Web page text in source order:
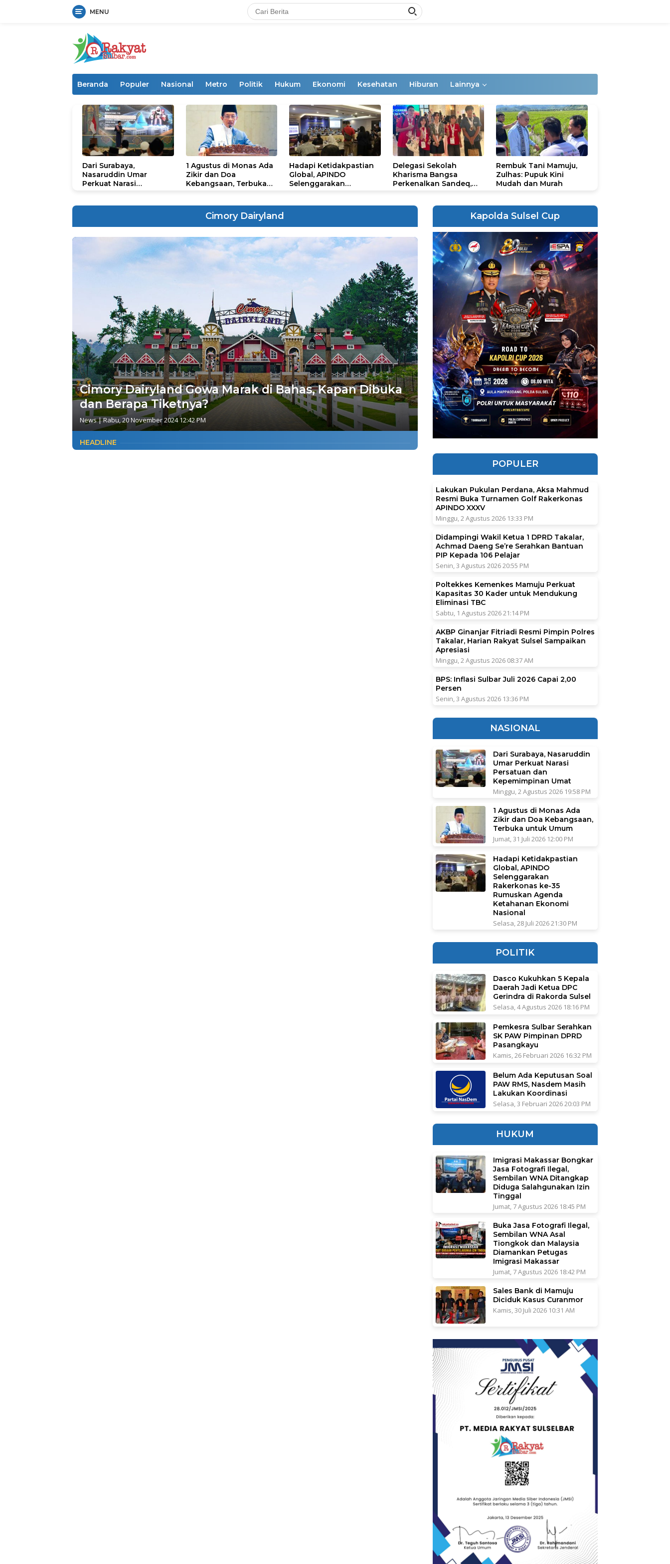
MENU
Beranda Populer Nasional Metro Politik Hukum Ekonomi Kesehatan Hiburan Lainnya
Dari Surabaya,
Nasaruddin Umar
Perkuat Narasi
1 Agustus di Monas Ada
Zikir dan Doa
Kebangsaan, Terbuka
Hadapi Ketidakpastian
Global, APINDO
Selenggarakan
Delegasi Sekolah
Kharisma Bangsa
Perkenalkan Sandeq,
STEAM Olympiad 2026
Rembuk Tani Mamuju,
Zulhas: Pupuk Kini
Mudah dan Murah
Cimory Dairyland
Cimory Dairyland Gowa Marak di Bahas, Kapan Dibuka
dan Berapa Tiketnya?
News|Rabu, 20 November 2024 12:42 PM
HEADLINE
Kapolda Sulsel Cup
POPULER
Lakukan Pukulan Perdana, Aksa Mahmud
Resmi Buka Turnamen Golf Rakerkonas
APINDO XXXV
Minggu, 2 Agustus 2026 13:33 PM
Didampingi Wakil Ketua 1 DPRD Takalar,
Achmad Daeng Se’re Serahkan Bantuan
PIP Kepada 106 Pelajar
Senin, 3 Agustus 2026 20:55 PM
Poltekkes Kemenkes Mamuju Perkuat
Kapasitas 30 Kader untuk Mendukung
Eliminasi TBC
Sabtu, 1 Agustus 2026 21:14 PM
AKBP Ginanjar Fitriadi Resmi Pimpin Polres
Takalar, Harian Rakyat Sulsel Sampaikan
Apresiasi
Minggu, 2 Agustus 2026 08:37 AM
BPS: Inflasi Sulbar Juli 2026 Capai 2,00
Persen
Senin, 3 Agustus 2026 13:36 PM
NASIONAL
Dari Surabaya, Nasaruddin
Umar Perkuat Narasi
Persatuan dan
Kepemimpinan Umat
Minggu, 2 Agustus 2026 19:58 PM
1 Agustus di Monas Ada
Zikir dan Doa Kebangsaan,
Terbuka untuk Umum
Jumat, 31 Juli 2026 12:00 PM
Hadapi Ketidakpastian
Global, APINDO
Selenggarakan
Rakerkonas ke-35
Rumuskan Agenda
Ketahanan Ekonomi
Nasional
Selasa, 28 Juli 2026 21:30 PM
POLITIK
Dasco Kukuhkan 5 Kepala
Daerah Jadi Ketua DPC
Gerindra di Rakorda Sulsel
Selasa, 4 Agustus 2026 18:16 PM
Pemkesra Sulbar Serahkan
SK PAW Pimpinan DPRD
Pasangkayu
Kamis, 26 Februari 2026 16:32 PM
Belum Ada Keputusan Soal
PAW RMS, Nasdem Masih
Lakukan Koordinasi
Selasa, 3 Februari 2026 20:03 PM
HUKUM
Imigrasi Makassar Bongkar
Jasa Fotografi Ilegal,
Sembilan WNA Ditangkap
Diduga Salahgunakan Izin
Tinggal
Jumat, 7 Agustus 2026 18:45 PM
Buka Jasa Fotografi Ilegal,
Sembilan WNA Asal
Tiongkok dan Malaysia
Diamankan Petugas
Imigrasi Makassar
Jumat, 7 Agustus 2026 18:42 PM
Sales Bank di Mamuju
Diciduk Kasus Curanmor
Kamis, 30 Juli 2026 10:31 AM